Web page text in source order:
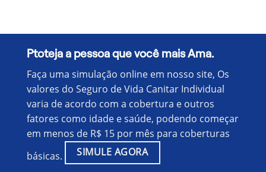
Ptoteja a pessoa que você mais Ama.
Faça uma simulação online em nosso site, Os
valores do Seguro de Vida Canitar Individual
varia de acordo com a cobertura e outros
fatores como idade e saúde, podendo começar
em menos de R$ 15 por mês para coberturas
básicas.
SIMULE AGORA